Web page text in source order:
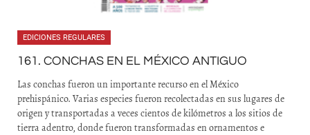
EDICIONES REGULARES
161. CONCHAS EN EL MÉXICO ANTIGUO
Las conchas fueron un importante recurso en el México
prehispánico. Varias especies fueron recolectadas en sus lugares de
origen y transportadas a veces cientos de kilómetros a los sitios de
tierra adentro, donde fueron transformadas en ornamentos e